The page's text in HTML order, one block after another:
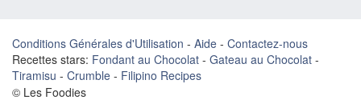
Conditions Générales d'Utilisation - Aide - Contactez-nous
Recettes stars: Fondant au Chocolat - Gateau au Chocolat -
Tiramisu - Crumble - Filipino Recipes
© Les Foodies